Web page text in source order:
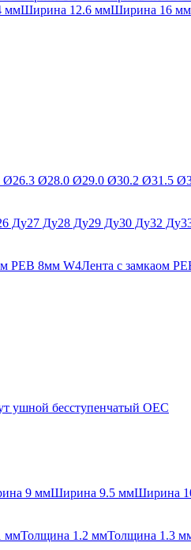
ммШирина 12.6 ммШирина 16 мм
Ø26.3 Ø28.0 Ø29.0 Ø30.2 Ø31.5 Ø
Ду27 Ду28 Ду29 Ду30 Ду32 Ду
PEB 8мм W4Лента с замкаом
ушной бесступенчатый OEC
9 ммШирина 9.5 ммШирина
ммТолщина 1.2 ммТолщина 1.3